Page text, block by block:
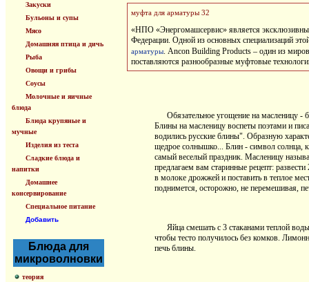
Закуски
Бульоны и супы
Мясо
Домашняя птица и дичь
Рыба
Овощи и грибы
Соусы
Молочные и яичные
блюда
Блюда крупяные и
мучные
Изделия из теста
Сладкие блюда и
напитки
Домашнее
консервирование
Специальное питание
Добавить
Блюда для
микроволновки
теория
муфта для арматуры 32
«НПО «Энергомашсервис» является
Федерации. Одной из основных специализаций
арматуры. Ancon Building Products – один из
поставляются разнообразные муфтовые
Обязательное угощение на масленицу -
Блины на масленицу воспеты поэтами и
водились русские блины". Образную
щедрое солнышко... Блин - символ солнца,
самый веселый праздник. Масленицу
предлагаем вам старинные рецепт:
в молоке дрожжей и поставить в теплое
поднимется, осторожно, не перемешивая,
Яйца смешать с 3 стаканами теплой
чтобы тесто получилось без комков.
печь блины.